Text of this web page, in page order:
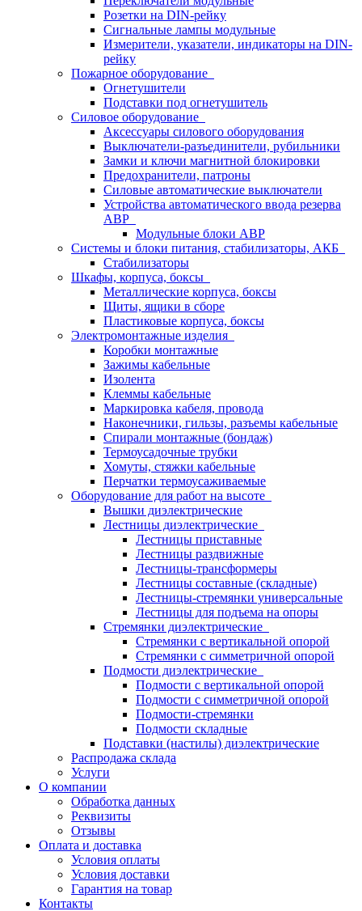
Розетки на DIN-рейку
Сигнальные лампы модульные
Измерители, указатели, индикаторы на DIN-
рейку
Пожарное оборудование
Огнетушители
Подставки под огнетушитель
Силовое оборудование
Аксессуары силового оборудования
Выключатели-разъединители, рубильники
Замки и ключи магнитной блокировки
Предохранители, патроны
Силовые автоматические выключатели
Устройства автоматического ввода резерва
АВР
Модульные блоки АВР
Системы и блоки питания, стабилизаторы, АКБ
Стабилизаторы
Шкафы, корпуса, боксы
Металлические корпуса, боксы
Щиты, ящики в сборе
Пластиковые корпуса, боксы
Электромонтажные изделия
Коробки монтажные
Зажимы кабельные
Изолента
Клеммы кабельные
Маркировка кабеля, провода
Наконечники, гильзы, разъемы кабельные
Спирали монтажные (бондаж)
Термоусадочные трубки
Хомуты, стяжки кабельные
Перчатки термоусаживаемые
Оборудование для работ на высоте
Вышки диэлектрические
Лестницы диэлектрические
Лестницы приставные
Лестницы раздвижные
Лестницы-трансформеры
Лестницы составные (складные)
Лестницы-стремянки универсальные
Лестницы для подъема на опоры
Стремянки диэлектрические
Стремянки с вертикальной опорой
Стремянки с симметричной опорой
Подмости диэлектрические
Подмости с вертикальной опорой
Подмости с симметричной опорой
Подмости-стремянки
Подмости складные
Подставки (настилы) диэлектрические
Распродажа склада
Услуги
О компании
Обработка данных
Реквизиты
Отзывы
Оплата и доставка
Условия оплаты
Условия доставки
Гарантия на товар
Контакты